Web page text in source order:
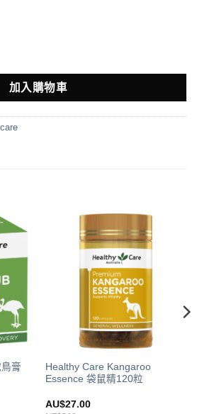
賴氨酸100 片 數量
加入購物車
膏
Healthy Care Kangaroo
Essence 袋鼠精120粒
AU$27.00